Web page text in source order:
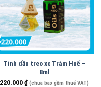
Tinh dầu treo xe Tràm Huế –
8ml
220.000₫ (chưa bao gồm thuế VAT)